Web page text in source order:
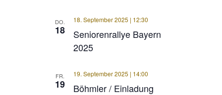
DO.
18
Seniorenrallye Bayern
2025
18. September 2025 | 12:30
FR.
19 Böhmler / Einladung
19. September 2025 | 14:00